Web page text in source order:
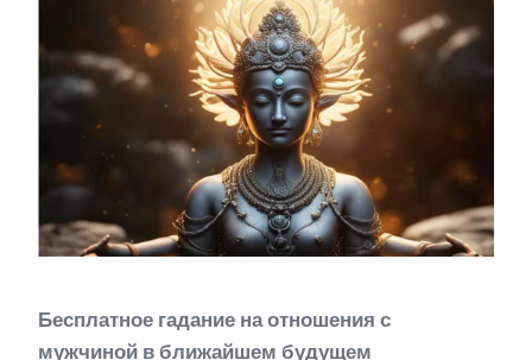
Бесплатное гадание на отношения с
мужчиной в ближайшем будущем